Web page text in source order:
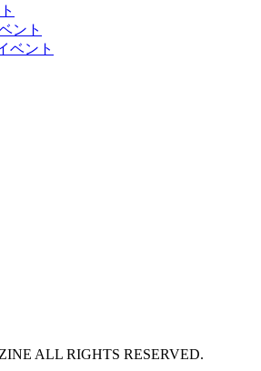
ント
ベント
ALL RIGHTS RESERVED.